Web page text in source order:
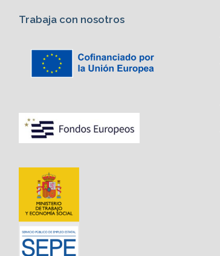
Trabaja con nosotros